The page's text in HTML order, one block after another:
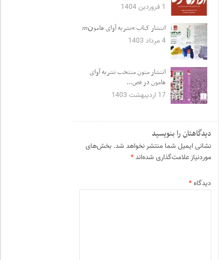
1 فروردین 1404
انتشار کتاب “نشریه آوای هامون̶...
4 مرداد 1403
انتشار متون منتخب نشریه آوای
هامون در فص...
17 اردیبهشت 1403
دیدگاهتان را بنویسید
نشانی ایمیل شما منتشر نخواهد شد. بخش‌های
موردنیاز علامت‌گذاری شده‌اند*
دیدگاه*